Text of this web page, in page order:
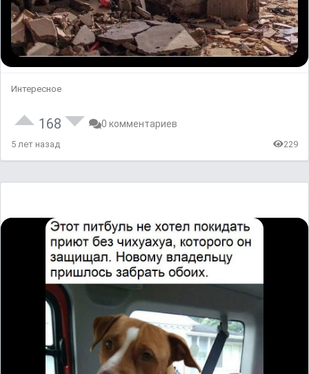
Интересное
168 0 комментариев
5 лет назад 229